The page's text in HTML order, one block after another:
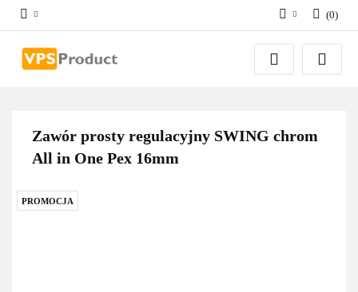
Zaloguj się
Zarejestruj się
(0)
Zawór prosty regulacyjny SWING chrom
All in One Pex 16mm
PROMOCJA